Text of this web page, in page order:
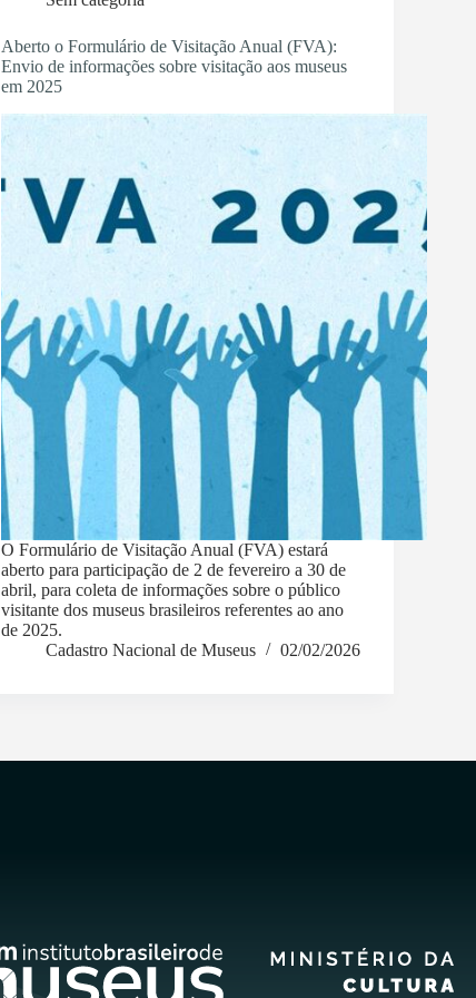
Aberto o Formulário de Visitação Anual (FVA):
Envio de informações sobre visitação aos museus
em 2025
O Formulário de Visitação Anual (FVA) estará
aberto para participação de 2 de fevereiro a 30 de
abril, para coleta de informações sobre o público
visitante dos museus brasileiros referentes ao ano
de 2025.
Cadastro Nacional de Museus
02/02/2026